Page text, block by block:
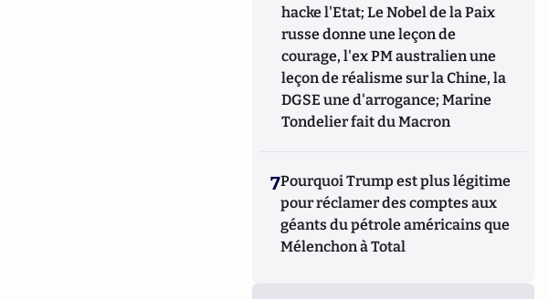
hacke l'Etat; Le Nobel de la Paix
russe donne une leçon de
courage, l'ex PM australien une
leçon de réalisme sur la Chine, la
DGSE une d'arrogance; Marine
Tondelier fait du Macron
7Pourquoi Trump est plus légitime
pour réclamer des comptes aux
géants du pétrole américains que
Mélenchon à Total